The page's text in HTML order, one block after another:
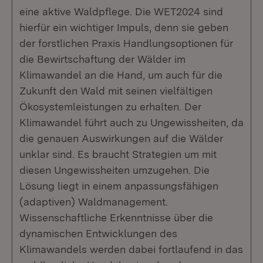
eine aktive Waldpflege. Die WET2024 sind
hierfür ein wichtiger Impuls, denn sie geben
der forstlichen Praxis Handlungsoptionen für
die Bewirtschaftung der Wälder im
Klimawandel an die Hand, um auch für die
Zukunft den Wald mit seinen vielfältigen
Ökosystemleistungen zu erhalten. Der
Klimawandel führt auch zu Ungewissheiten, da
die genauen Auswirkungen auf die Wälder
unklar sind. Es braucht Strategien um mit
diesen Ungewissheiten umzugehen. Die
Lösung liegt in einem anpassungsfähigen
(adaptiven) Waldmanagement.
Wissenschaftliche Erkenntnisse über die
dynamischen Entwicklungen des
Klimawandels werden dabei fortlaufend in das